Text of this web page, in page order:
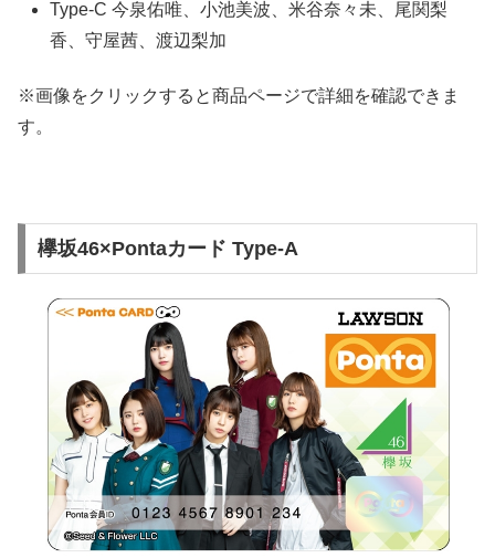
Type-C 今泉佑唯、小池美波、米谷奈々未、尾関梨
香、守屋茜、渡辺梨加
※画像をクリックすると商品ページで詳細を確認できま
す。
欅坂46×Pontaカード Type-A